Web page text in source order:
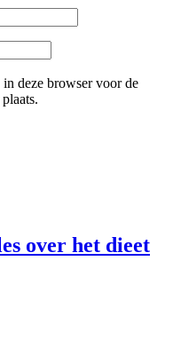
deze browser voor de
over het dieet